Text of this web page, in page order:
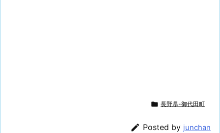
 長野県-御代田町
 Posted by junchan